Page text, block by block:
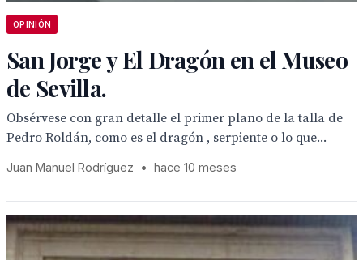
OPINIÓN
San Jorge y El Dragón en el Museo
de Sevilla.
Obsérvese con gran detalle el primer plano de la talla de
Pedro Roldán, como es el dragón , serpiente o lo que...
Juan Manuel Rodríguez • hace 10 meses